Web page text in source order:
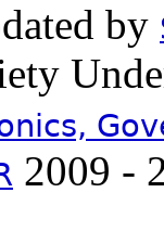
by
2009 -